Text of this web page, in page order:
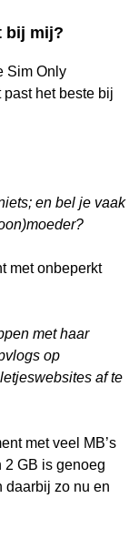
bij mij?
Sim Only
het beste bij
en bel je vaak
met onbeperkt
met haar
op
af te
met veel MB’s
2 GB is genoeg
daarbij zo nu en